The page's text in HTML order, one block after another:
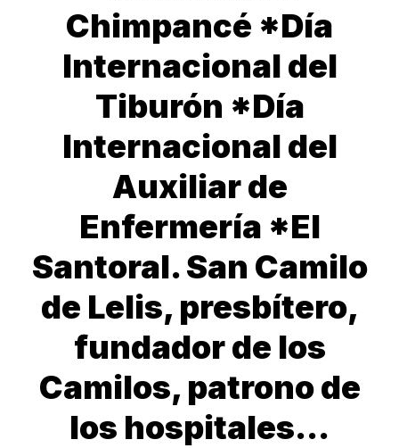
Chimpancé *Día
Internacional del
Tiburón *Día
Internacional del
Auxiliar de
Enfermería *El
Santoral. San Camilo
de Lelis, presbítero,
fundador de los
Camilos, patrono de
los hospitales...